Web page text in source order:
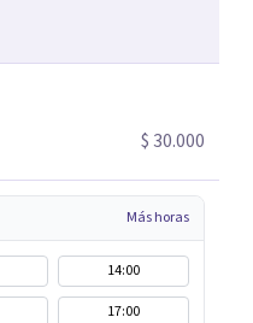
$ 30.000
Más horas
14:00
17:00